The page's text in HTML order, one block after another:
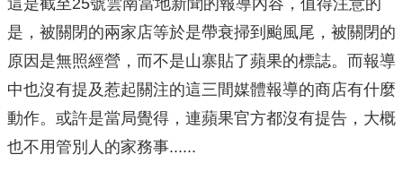
這是截至25號雲南當地新聞的報導內容，值得注意的
是，被關閉的兩家店等於是帶衰掃到颱風尾，被關閉的
原因是無照經營，而不是山寨貼了蘋果的標誌。而報導
中也沒有提及惹起關注的這三間媒體報導的商店有什麼
動作。或許是當局覺得，連蘋果官方都沒有提告，大概
也不用管別人的家務事......